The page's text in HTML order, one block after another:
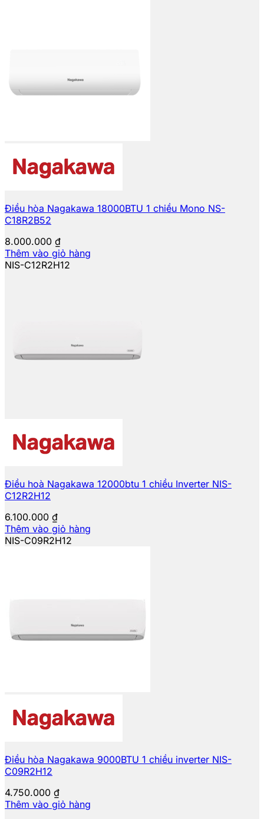
Điều hòa Nagakawa 18000BTU 1 chiều Mono NS-
C18R2B52
8.000.000 ₫
Thêm vào giỏ hàng
NIS-C12R2H12
Điều hoà Nagakawa 12000btu 1 chiều Inverter NIS-
C12R2H12
6.100.000 ₫
Thêm vào giỏ hàng
NIS-C09R2H12
Điều hòa Nagakawa 9000BTU 1 chiều inverter NIS-
C09R2H12
4.750.000 ₫
Thêm vào giỏ hàng